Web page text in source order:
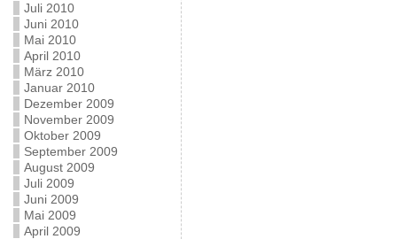
Juli 2010
Juni 2010
Mai 2010
April 2010
März 2010
Januar 2010
Dezember 2009
November 2009
Oktober 2009
September 2009
August 2009
Juli 2009
Juni 2009
Mai 2009
April 2009